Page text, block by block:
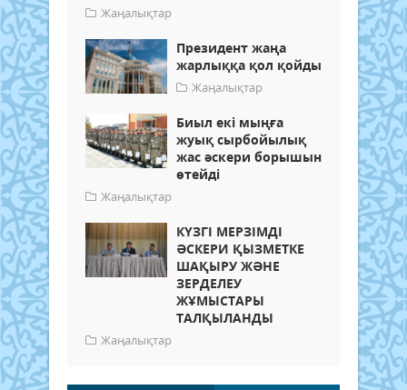
Жаңалықтар
Президент жаңа
жарлыққа қол қойды
Жаңалықтар
Биыл екі мыңға
жуық сырбойылық
жас әскери борышын
өтейді
Жаңалықтар
КҮЗГІ МЕРЗІМДІ
ӘСКЕРИ ҚЫЗМЕТКЕ
ШАҚЫРУ ЖӘНЕ
ЗЕРДЕЛЕУ
ЖҰМЫСТАРЫ
ТАЛҚЫЛАНДЫ
Жаңалықтар